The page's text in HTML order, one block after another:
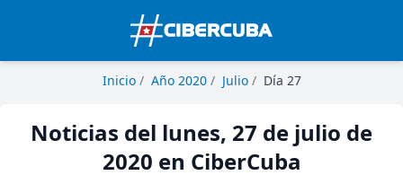
Inicio / Año 2020 / Julio / Día 27
Noticias del lunes, 27 de julio de
2020 en CiberCuba